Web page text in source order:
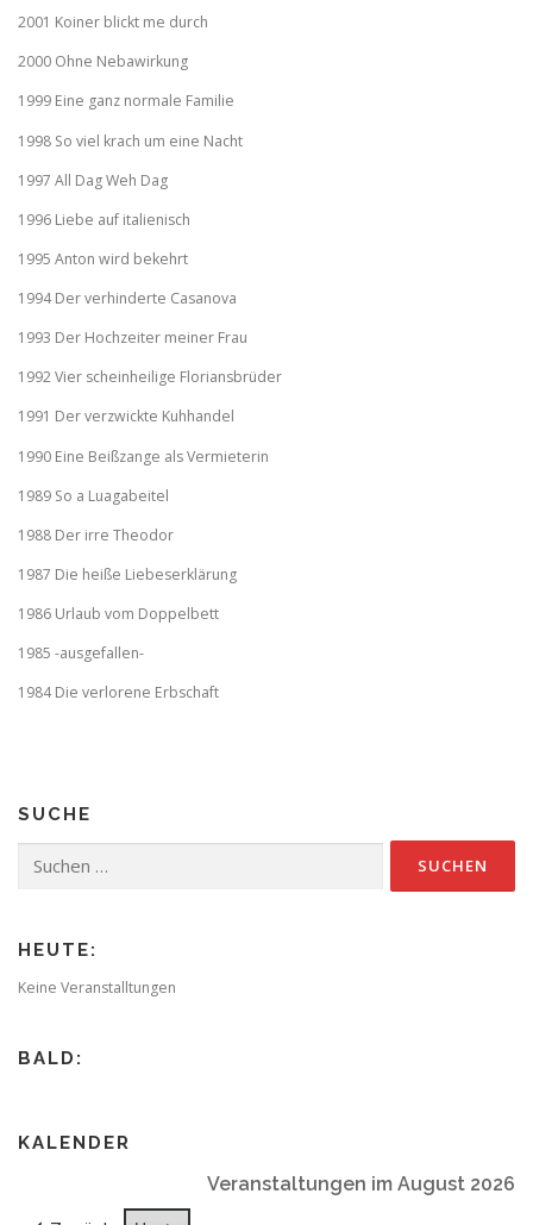
2001 Koiner blickt me durch
2000 Ohne Nebawirkung
1999 Eine ganz normale Familie
1998 So viel krach um eine Nacht
1997 All Dag Weh Dag
1996 Liebe auf italienisch
1995 Anton wird bekehrt
1994 Der verhinderte Casanova
1993 Der Hochzeiter meiner Frau
1992 Vier scheinheilige Floriansbrüder
1991 Der verzwickte Kuhhandel
1990 Eine Beißzange als Vermieterin
1989 So a Luagabeitel
1988 Der irre Theodor
1987 Die heiße Liebeserklärung
1986 Urlaub vom Doppelbett
1985 -ausgefallen-
1984 Die verlorene Erbschaft
SUCHE
nach:
HEUTE:
Keine Veranstalltungen
BALD:
KALENDER
Veranstaltungen im August 2026